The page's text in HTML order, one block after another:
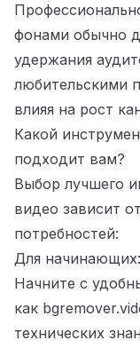
фонами обычно
удержания
любительскими
влияя на рост
Какой
подходит вам?
Выбор лучшего
видео зависит
потребностей:
Для начинающих:
Начните с
как
технических